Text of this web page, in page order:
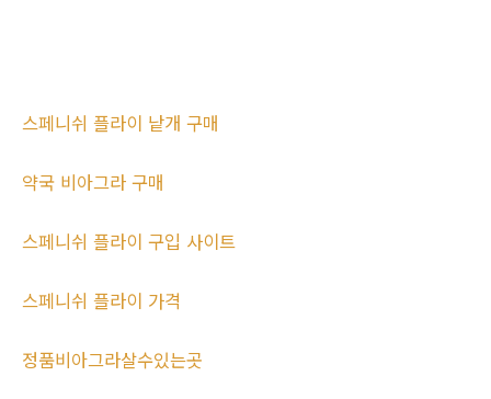
스페니쉬 플라이 낱개 구매
약국 비아그라 구매
스페니쉬 플라이 구입 사이트
스페니쉬 플라이 가격
정품비아그라살수있는곳